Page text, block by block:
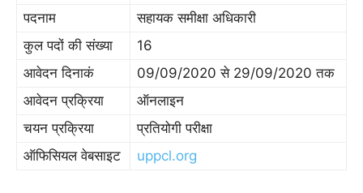
पदनाम
सहायक समीक्षा अधिकारी
कुल पदों की संख्या
16
आवेदन दिनाकं
09/09/2020 से 29/09/2020 तक
आवेदन प्रक्रिया
ऑनलाइन
चयन प्रक्रिया
प्रतियोगी परीक्षा
ऑफिसियल वेबसाइट
uppcl.org